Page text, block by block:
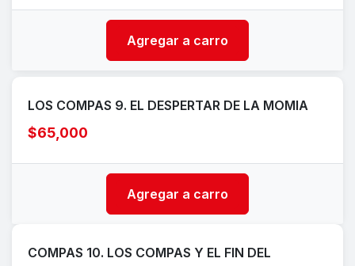
Agregar a carro
LOS COMPAS 9. EL DESPERTAR DE LA MOMIA
$65,000
Agregar a carro
COMPAS 10. LOS COMPAS Y EL FIN DEL